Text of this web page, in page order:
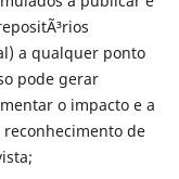
a qualquer ponto
pode gerar
o impacto e a
de